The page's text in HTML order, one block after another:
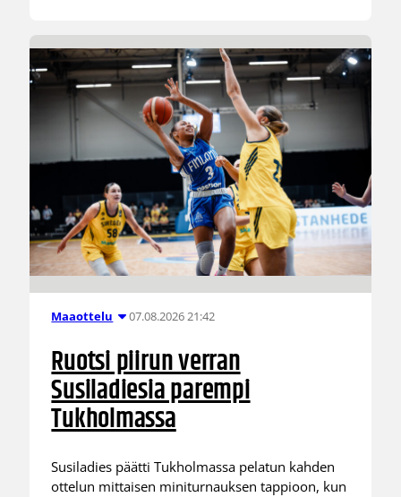
Maaottelu 07.08.2026 21:42
Ruotsi piirun verran
Susiladiesia parempi
Tukholmassa
Susiladies päätti Tukholmassa pelatun kahden
ottelun mittaisen miniturnauksen tappioon, kun